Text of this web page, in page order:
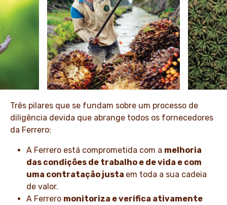
Três pilares que se fundam sobre um processo de
diligência devida que abrange todos os fornecedores
da Ferrero:
A Ferrero está comprometida com a melhoria
das condições de trabalho e de vida e com
uma contratação justa em toda a sua cadeia
de valor.
A Ferrero monitoriza e verifica ativamente